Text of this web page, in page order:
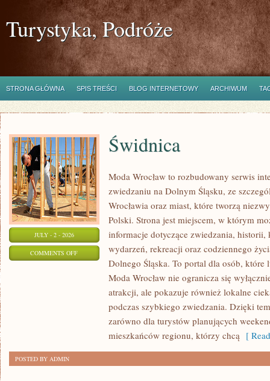
Turystyka, Podróże
STRONA GŁÓWNA SPIS TREŚCI BLOG INTERNETOWY ARCHIWUM
JULY - 2 - 2026
COMMENTS OFFON
Świdnica
Moda Wrocław to rozbudowany serwis
zwiedzaniu na Dolnym Śląsku, ze
Wrocławia oraz miast, które tworzą
Polski. Strona jest miejscem, w którym
informacje dotyczące zwiedzania,
wydarzeń, rekreacji oraz codziennego
Dolnego Śląska. To portal dla osób, które
Moda Wrocław nie ogranicza się
atrakcji, ale pokazuje również lokalne
podczas szybkiego zwiedzania. Dzięki
zarówno dla turystów planujących
mieszkańców regionu, którzy chcą [
POSTED BY ADMIN